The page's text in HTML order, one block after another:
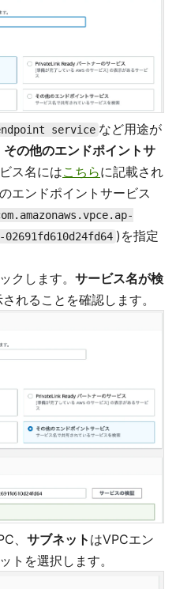
service など用途が
その他のエンドポイントサ
ス名にはこちらに記載され
エンドポイントサービス
)を指定
クします。 サービス名が検
れることを確認します。
、 サブネット はVPCエン
トを選択します。